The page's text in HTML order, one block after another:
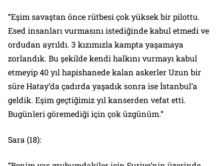
“Eşim savaştan önce rütbesi çok yüksek bir pilottu.
Esed insanları vurmasını istediğinde kabul etmedi ve
ordudan ayrıldı. 3 kızımızla kampta yaşamaya
zorlandık. Bu şekilde kendi halkını vurmayı kabul
etmeyip 40 yıl hapishanede kalan askerler Uzun bir
süre Hatay’da çadırda yaşadık sonra ise İstanbul’a
geldik. Eşim geçtiğimiz yıl kanserden vefat etti.
Bugünleri göremediği için çok üzgünüm.”
Sara (18):